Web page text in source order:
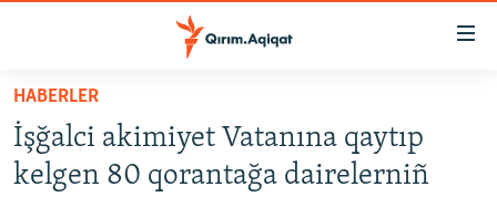
Esas
mündericege
qaytmaq
Baş
HABERLER
SİYASET
HABERLER
İşğalci akimiyet Vatanına qaytıp
kelgen 80 qorantağa dairelerniñ